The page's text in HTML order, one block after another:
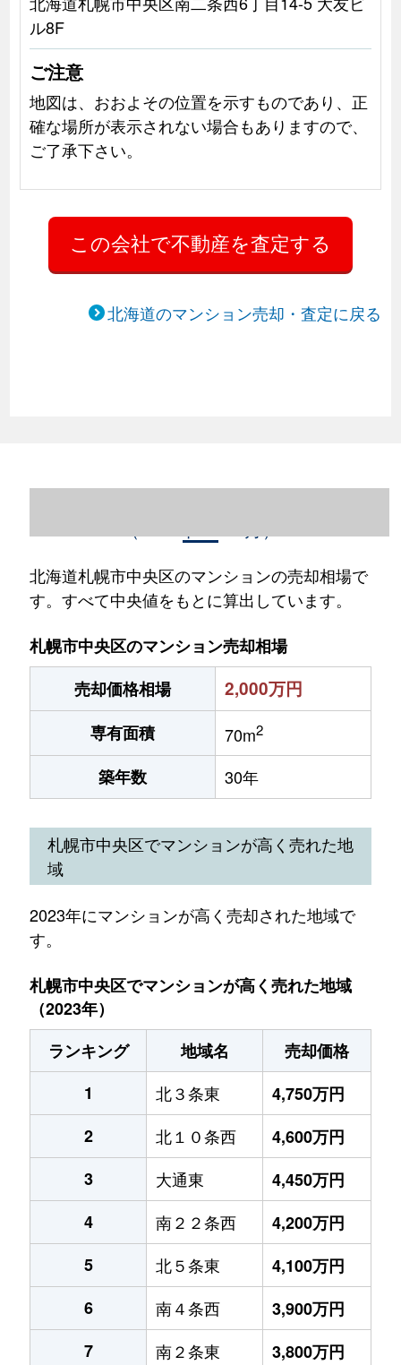
ル8F
ご注意
地図は、おおよその位置を示すものであり、正
確な場所が表示されない場合もありますので、
ご了承下さい。
北海道のマンション売却・査定に戻る
北海道札幌市中央区のマンションの売却相場で
す。すべて中央値をもとに算出しています。
札幌市中央区のマンション売却相場
売却価格相場
2,000万円
専有面積 70m2
築年数 30年
札幌市中央区でマンションが高く売れた地
域
2023年にマンションが高く売却された地域で
す。
札幌市中央区でマンションが高く売れた地域
（2023年）
ランキング
地域名
売却価格
1
北３条東
4,750万円
2
北１０条西
4,600万円
3
大通東
4,450万円
4
南２２条西
4,200万円
5
北５条東
4,100万円
6
南４条西
3,900万円
7
南２条東 3,800万円